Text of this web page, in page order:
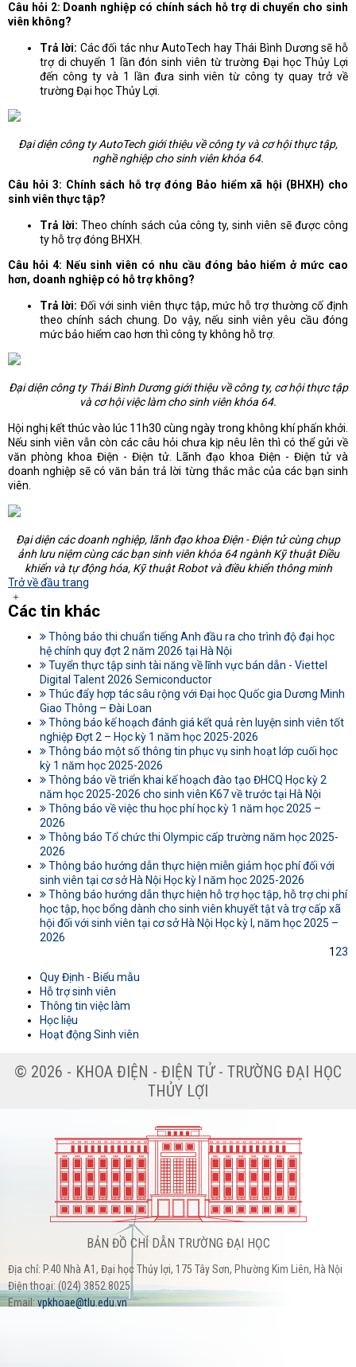
Câu hỏi 2: Doanh nghiệp có chính sách hỗ trợ di chuyển cho sinh
viên không?
Trả lời: Các đối tác như AutoTech hay Thái Bình Dương sẽ hỗ
trợ di chuyển 1 lần đón sinh viên từ trường Đại học Thủy Lợi
đến công ty và 1 lần đưa sinh viên từ công ty quay trở về
trường Đại học Thủy Lợi.
Đại diện công ty AutoTech giới thiệu về công ty và cơ hội thực tập,
nghề nghiệp cho sinh viên khóa 64.
Câu hỏi 3: Chính sách hỗ trợ đóng Bảo hiểm xã hội (BHXH) cho
sinh viên thực tập?
Trả lời: Theo chính sách của công ty, sinh viên sẽ được công
ty hỗ trợ đóng BHXH.
Câu hỏi 4: Nếu sinh viên có nhu cầu đóng bảo hiểm ở mức cao
hơn, doanh nghiệp có hỗ trợ không?
Trả lời: Đối với sinh viên thực tập, mức hỗ trợ thường cố định
theo chính sách chung. Do vậy, nếu sinh viên yêu cầu đóng
mức bảo hiểm cao hơn thì công ty không hỗ trợ.
Đại diện công ty Thái Bình Dương giới thiệu về công ty, cơ hội thực tập
và cơ hội việc làm cho sinh viên khóa 64.
Hội nghị kết thúc vào lúc 11h30 cùng ngày trong không khí phấn khởi.
Nếu sinh viên vẫn còn các câu hỏi chưa kịp nêu lên thì có thể gửi về
văn phòng khoa Điện - Điện tử. Lãnh đạo khoa Điện - Điện tử và
doanh nghiệp sẽ có văn bản trả lời từng thắc mắc của các bạn sinh
viên.
Đại diện các doanh nghiệp, lãnh đạo khoa Điện - Điện tử cùng chụp
ảnh lưu niệm cùng các bạn sinh viên khóa 64 ngành Kỹ thuật Điều
khiển và tự động hóa, Kỹ thuật Robot và điều khiển thông minh
Trở về đầu trang
Các tin khác
Thông báo thi chuẩn tiếng Anh đầu ra cho trình độ đại học
hệ chính quy đợt 2 năm 2026 tại Hà Nội
Tuyển thực tập sinh tài năng về lĩnh vực bán dẫn - Viettel
Digital Talent 2026 Semiconductor
Thúc đẩy hợp tác sâu rộng với Đại học Quốc gia Dương Minh
Giao Thông – Đài Loan
Thông báo kế hoạch đánh giá kết quả rèn luyện sinh viên tốt
nghiệp Đợt 2 – Học kỳ 1 năm học 2025-2026
Thông báo một số thông tin phục vụ sinh hoạt lớp cuối học
kỳ 1 năm học 2025-2026
Thông báo về triển khai kế hoạch đào tạo ĐHCQ Học kỳ 2
năm học 2025-2026 cho sinh viên K67 về trước tại Hà Nội
Thông báo về việc thu học phí học kỳ 1 năm học 2025 –
2026
Thông báo Tổ chức thi Olympic cấp trường năm học 2025-
2026
Thông báo hướng dẫn thực hiện miễn giảm học phí đối với
sinh viên tại cơ sở Hà Nội Học kỳ I năm học 2025-2026
Thông báo hướng dẫn thực hiện hỗ trợ học tập, hỗ trợ chi phí
học tập, học bổng dành cho sinh viên khuyết tật và trợ cấp xã
hội đối với sinh viên tại cơ sở Hà Nội Học kỳ I, năm học 2025 –
2026
123
Quy Định - Biểu mẫu
Hỗ trợ sinh viên
Thông tin việc làm
Học liệu
Hoạt động Sinh viên
© 2026 - KHOA ĐIỆN - ĐIỆN TỬ - TRƯỜNG ĐẠI HỌC
THỦY LỢI
BẢN ĐỒ CHỈ DẪN TRƯỜNG ĐẠI HỌC
Địa chỉ: P.40 Nhà A1, Đại học Thủy lợi, 175 Tây Sơn, Phường Kim Liên, Hà Nội
Điện thoại: (024) 3852.8025
Email:vpkhoae@tlu.edu.vn